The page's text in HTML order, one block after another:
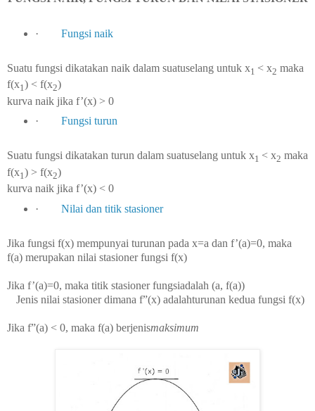
· Fungsi naik
Suatu fungsi dikatakan naik dalam suatuselang untuk x1 < x2 maka
f(x1) < f(x2)
kurva naik jika f’(x) > 0
·
Fungsi turun
Suatu fungsi dikatakan turun dalam suatuselang untuk x1 < x2 maka
f(x1 ) > f(x2)
kurva naik jika f’(x) < 0
·
Nilai dan titik stasioner
Jika fungsi f(x) mempunyai turunan pada x=a dan f’(a)=0, maka
f(a) merupakan nilai stasioner fungsi f(x)
Jika f’(a)=0, maka titik stasioner fungsiadalah (a, f(a))
Jenis nilai stasioner dimana f”(x) adalahturunan kedua fungsi f(x)
Jika f”(a) < 0, maka f(a) berjenismaksimum